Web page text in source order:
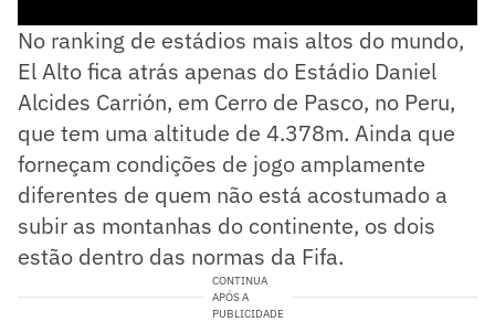
No ranking de estádios mais altos do mundo,
El Alto fica atrás apenas do Estádio Daniel
Alcides Carrión, em Cerro de Pasco, no Peru,
que tem uma altitude de 4.378m. Ainda que
forneçam condições de jogo amplamente
diferentes de quem não está acostumado a
subir as montanhas do continente, os dois
estão dentro das normas da Fifa.
CONTINUA
APÓS A
PUBLICIDADE